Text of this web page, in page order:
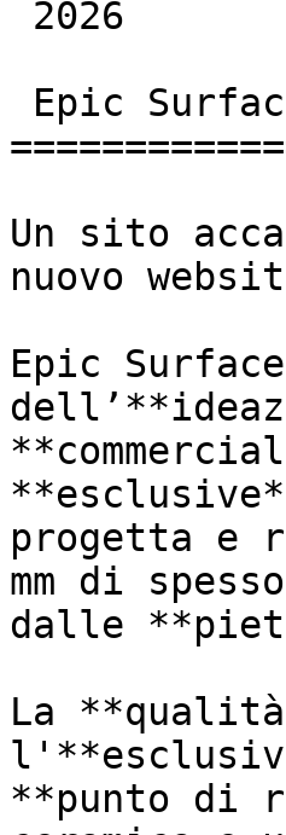
Un sito
nuovo
Epic
progetta e
mm di
dalle
La
**punto di